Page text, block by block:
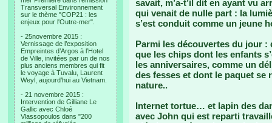
Transversal Environnement
sur le thème "COP21 : les
enjeux pour l'Outre-mer".
- 25novembre 2015 :
Vernissage de l’exposition
Empreintes d’Argos à l’Hotel
de Ville, invitées par un de nos
plus anciens membres qui fit
le voyage à Tuvalu, Laurent
Weyl, aujourd’hui au Vietnam.
- 21 novembre 2015 :
Intervention de Gilliane Le
Gallic avec Chloé
Vlassopoulos dans "200
savait, m’a-t’il dit en ayant vu
qui venait de nulle part : la
s’est conduit comme un jeune
Parmi les découvertes du jour
que les chips dont les enfants
les anniversaires, comme un
des fesses et dont le paquet
nature..
Internet tortue… et lapin des
avec John qui est reparti